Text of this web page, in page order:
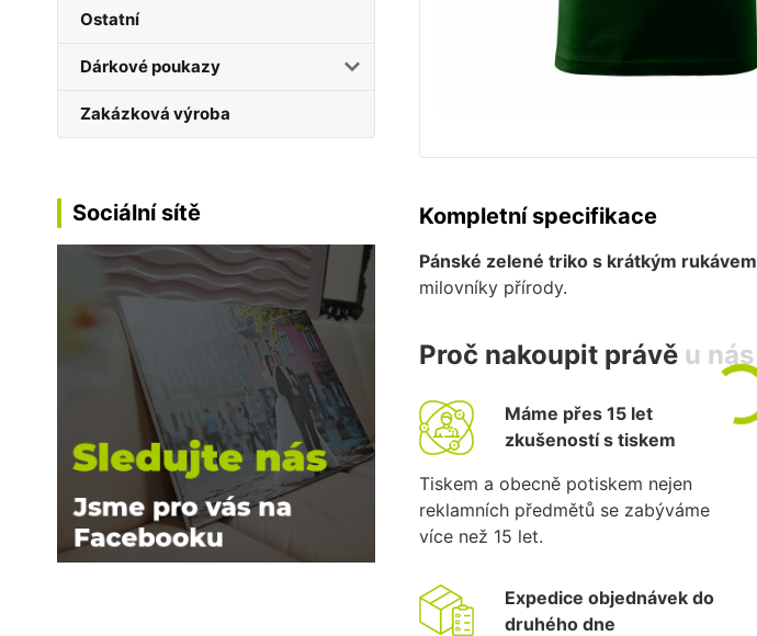
Ostatní
Dárkové poukazy
Zakázková výroba
Sociální sítě Kompletní specifikace
Pánské zelené triko s krátkým rukávem
milovníky přírody.
Proč nakoupit právě u nás
Máme přes 15 let
zkušeností s tiskem
Tiskem a obecně potiskem nejen
reklamních předmětů se zabýváme
více než 15 let.
Expedice objednávek do
druhého dne